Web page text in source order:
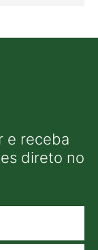
e receba
direto no